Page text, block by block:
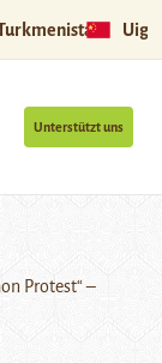
Unterstützt uns
Protest“ –